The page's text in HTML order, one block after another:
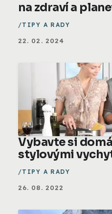
na zdraví a
TIPY A RADY
22. 02. 2024
Vybavte si
stylovými
TIPY A RADY
26. 08. 2022